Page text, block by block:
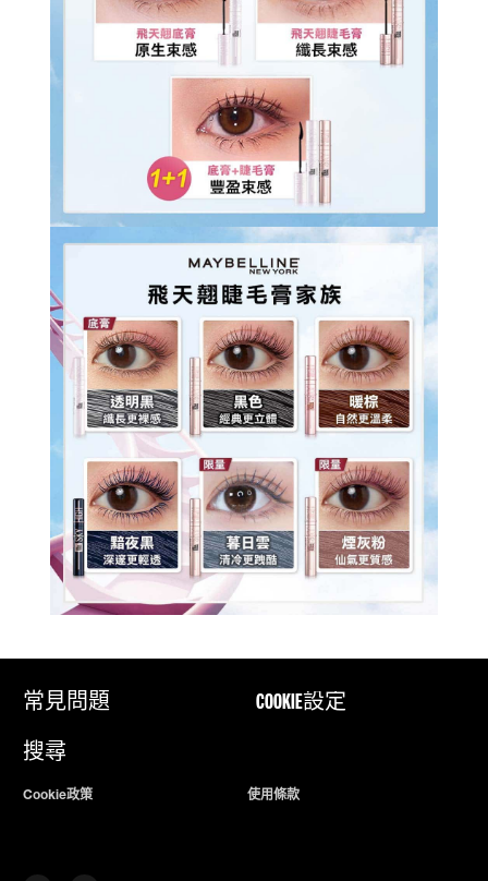
常見問題
搜尋
COOKIE設定
Cookie政策 使用條款